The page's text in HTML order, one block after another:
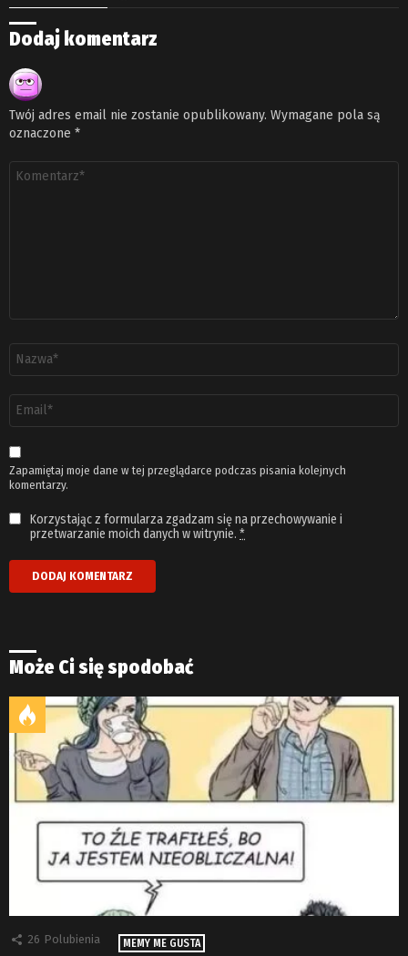
Dodaj komentarz
Twój adres email nie zostanie opublikowany. Wymagane pola są
oznaczone *
email
*
Zapamiętaj moje dane w tej przeglądarce podczas pisania kolejnych
komentarzy.
Korzystając z formularza zgadzam się na przechowywanie i
przetwarzanie moich danych w witrynie. *
Może Ci się spodobać
26 Polubienia MEMY ME GUSTA